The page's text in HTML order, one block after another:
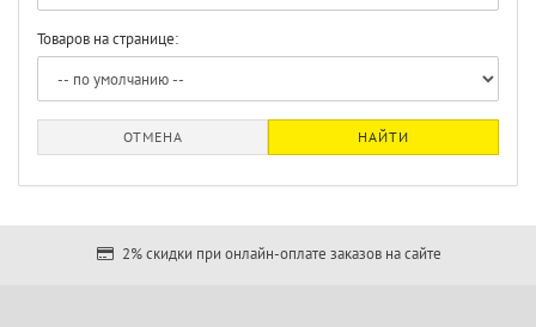
Товаров на странице:
ОТМЕНА НАЙТИ
2% скидки при онлайн-оплате заказов на сайте